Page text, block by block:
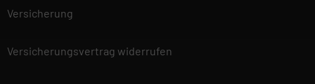
Versicherung
Versicherungsvertrag widerrufen